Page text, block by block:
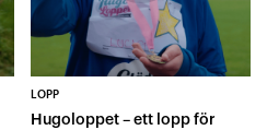
LOPP
Hugoloppet – ett lopp för